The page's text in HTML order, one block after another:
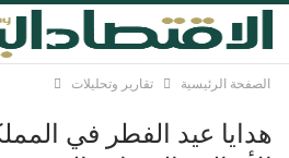
الصفحة الرئيسية تقارير وتحليلات
هدايا عيد الفطر في